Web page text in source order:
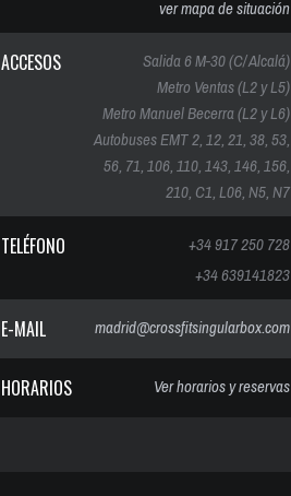
ver mapa de situación
ACCESOS
Salida 6 M-30 (C/ Alcalá)
Metro Ventas (L2 y L5)
Metro Manuel Becerra (L2 y L6)
Autobuses EMT 2, 12, 21, 38, 53,
56, 71, 106, 110, 143, 146, 156,
210, C1, L06, N5, N7
TELÉFONO
+34 917 250 728
+34 639141823
E-MAIL madrid@crossfitsingularbox.com
HORARIOS Ver horarios y reservas